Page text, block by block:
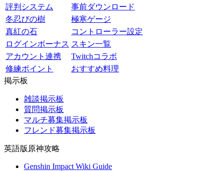
評判システム
事前ダウンロード
冬忍びの樹
極寒ゲージ
真紅の石
コントローラー設定
ログインボーナス スキン一覧
アカウント連携
Twitchコラボ
修練ポイント
おすすめ料理
掲示板
雑談掲示板
質問掲示板
マルチ募集掲示板
フレンド募集掲示板
英語版原神攻略
Genshin Impact Wiki Guide